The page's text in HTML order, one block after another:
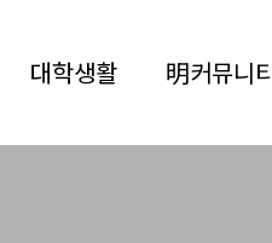
대학생활 明커뮤니